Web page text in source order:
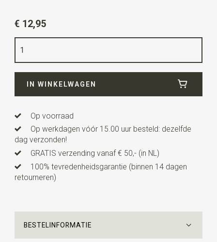
rood
Lengte
€ 12,95
IN WINKELWAGEN
Op voorraad
Op werkdagen vóór 15.00 uur besteld: dezelfde
dag verzonden!
GRATIS verzending vanaf € 50,- (in NL)
100% tevredenheidsgarantie (binnen 14 dagen
retourneren)
BESTELINFORMATIE